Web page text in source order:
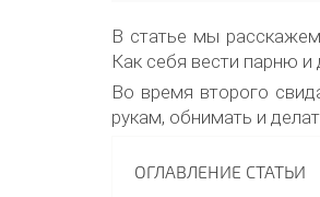
В статье мы
Как себя вести парню и
Во время второго
рукам, обнимать и
ОГЛАВЛЕНИЕ СТАТЬИ